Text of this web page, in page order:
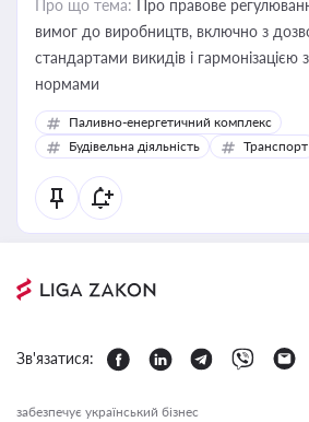
Про що тема: Про правове
вимог до виробництв, включно з
стандартами викидів і гармонізацією
нормами
Паливно-енергетичний комплекс
Будівельна діяльність
Транспорт
Зв'язатися:
забезпечує український бізнес